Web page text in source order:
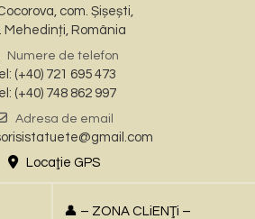
com. Șișești,
Mehedinți, România
Numere de telefon
(+40) 721 695 473
(+40) 748 862 997
Adresa de email
Locaţie GPS
👤 – ZONA CLiENŢi –